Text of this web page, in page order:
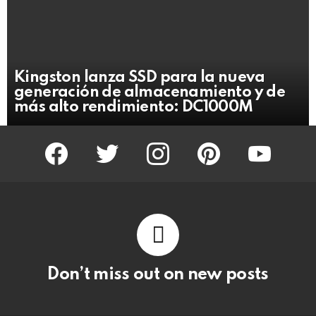
Kingston lanza SSD para la nueva
generación de almacenamiento y de
más alto rendimiento: DC1000M
facebook twitter instagram pinterest youtube
Don’t miss out on new posts